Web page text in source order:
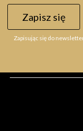
Szampon
Zapisz się
Zapisując się do